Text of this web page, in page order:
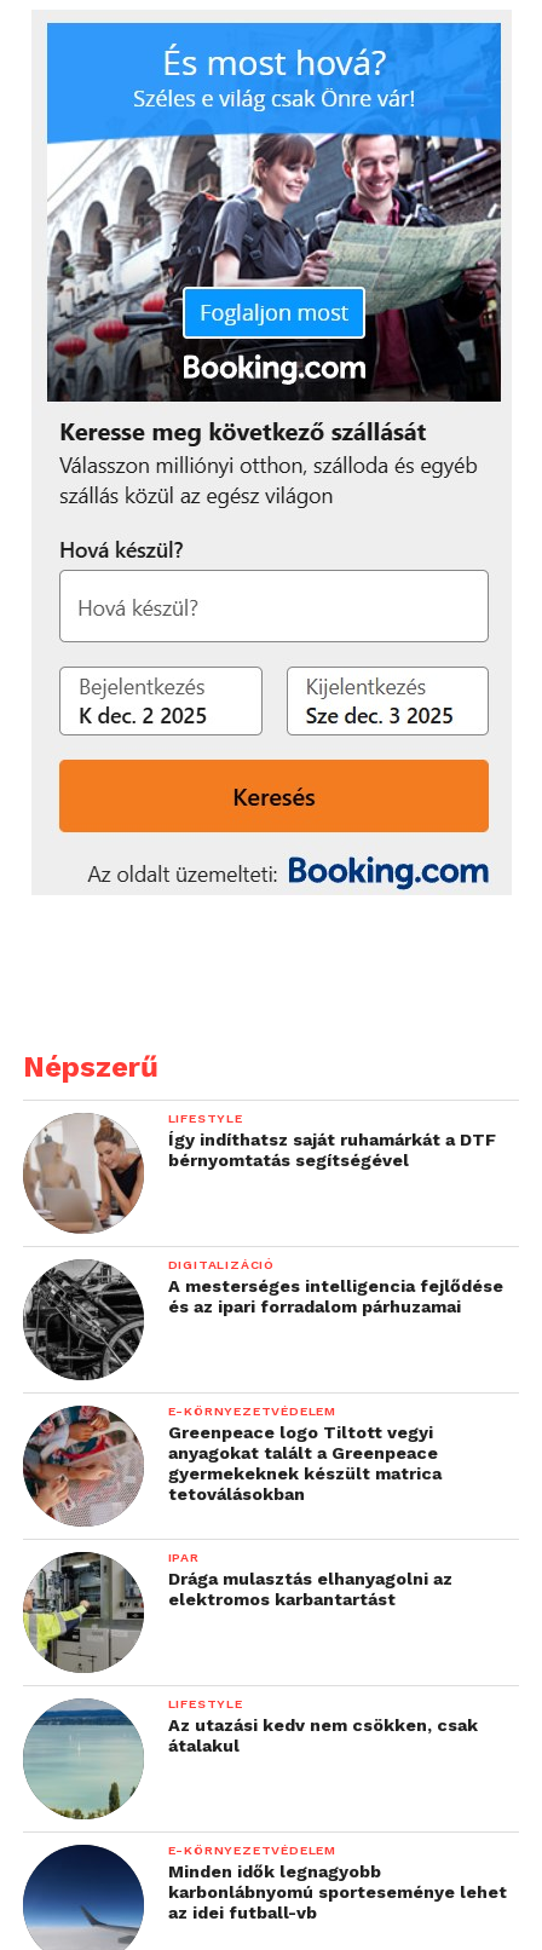
5. Bookline Reader
A Bookline Reader nem túlságosan meglepő módon
a Bookline könyvkiadóhoz tartozik, azaz a saját
áruházán keresztül a bolt e-könyv kínálatához
férhetünk hozzá. Épp ebben rejlik a hasznossága,
hiszen az elsőőként említett PocketBook Reader-
hez képest itt minden magyar, így akár az idősebb
kínálat igen nagy, így a legújabb bestsellerek mellett
a klasszikusok kedvelői is megtalálhatják a
számításukat. Az alkalmazás emellett akár a saját,
egyéb forrásból beszerzett könyveink tárolására is
használható, hiszen jól elboldogul az ePUB
formátumú dokumentumokkal. Az olyan
dizájncsemegék, mint a könyv hatású lapozás itt is
megvannak, sőt a fejlesztők még szépia üzemmódot
is beépítettek, így teljesen retro élményünk lehet.
Nagyon tetszett, hogy a vonalkódolvasó
segítségével akár a könyvesboltban kinézett
könyvet is megvehetjük, elég egy pillanat és máris a
Népszerű
LIFESTYLE
Így indíthatsz saját ruhamárkát a DTF
bérnyomtatás segítségével
DIGITALIZÁCIÓ
A mesterséges intelligencia fejlődése
és az ipari forradalom párhuzamai
E-KÖRNYEZETVÉDELEM
Greenpeace logo Tiltott vegyi
anyagokat talált a Greenpeace
gyermekeknek készült matrica
tetoválásokban
IPAR
Drága mulasztás elhanyagolni az
elektromos karbantartást
LIFESTYLE
Az utazási kedv nem csökken, csak
átalakul
E-KÖRNYEZETVÉDELEM
Minden idők legnagyobb
karbonlábnyomú sporteseménye lehet
az idei futball-vb